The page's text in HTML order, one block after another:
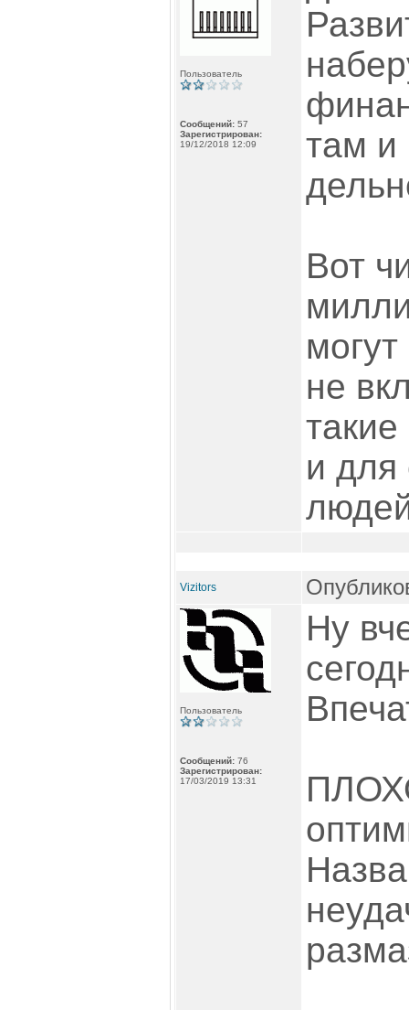
Пользователь
Сообщений: 57
Зарегистрирован:
19/12/2018 12:09
там и
Вот
не
и для
Vizitors
Пользователь
Сообщений: 76
Зарегистрирован:
17/03/2019 13:31
Ну